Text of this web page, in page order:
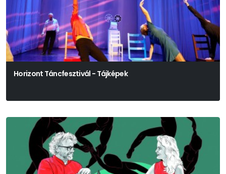
Horizont Táncfesztivál - Tájképek